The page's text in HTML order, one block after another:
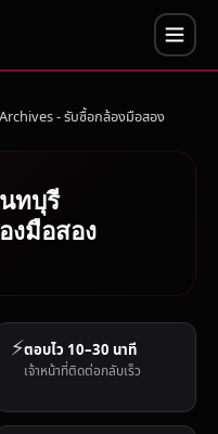
- รับซื้อกล้องมือสอง
ทบุรี
งมือสอง
⚡ตอบไว 10–30 นาที
เจ้าหน้าที่ติดต่อกลับเร็ว